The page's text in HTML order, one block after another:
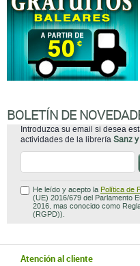
BOLETÍN DE
Introduzca su email si desea
actividades de la librería Sanz
He leído y acepto la Política de
(UE) 2016/679 del Parlamento
2016, mas conocido como
(RGPD)).
Atención al cliente